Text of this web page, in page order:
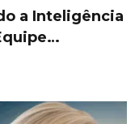
a Inteligência